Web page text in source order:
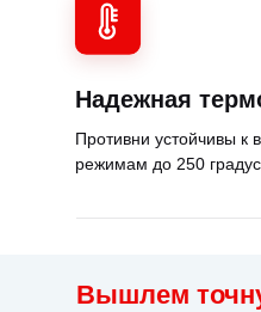
Надежная
Противни устойчивы к
режимам до 250
Вышлем